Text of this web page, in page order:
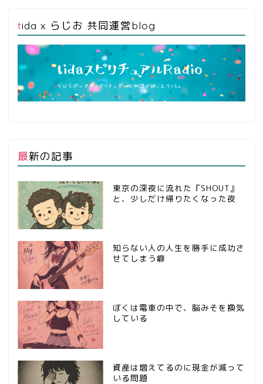
tida x らじお 共同運営blog
最新の記事
東京の深夜に流れた『SHOUT』
と、少しだけ帰りたくなった夜
知らない人の人生を勝手に成功さ
せてしまう癖
ぼくは電車の中で、脳みそを換気
している
資産は増えてるのに現金が減って
いる問題